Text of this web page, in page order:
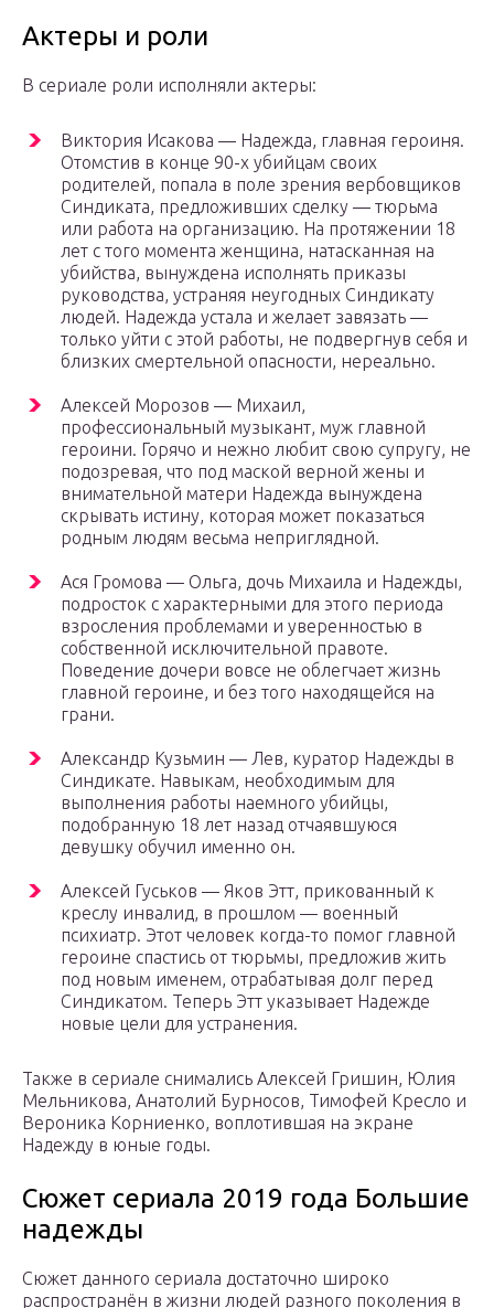
Актеры и роли
В сериале роли исполняли актеры:
Виктория Исакова — Надежда, главная героиня.
Отомстив в конце 90-х убийцам своих
родителей, попала в поле зрения вербовщиков
Синдиката, предложивших сделку — тюрьма
или работа на организацию. На протяжении 18
лет с того момента женщина, натасканная на
убийства, вынуждена исполнять приказы
руководства, устраняя неугодных Синдикату
людей. Надежда устала и желает завязать —
только уйти с этой работы, не подвергнув себя и
близких смертельной опасности, нереально.
Алексей Морозов — Михаил,
профессиональный музыкант, муж главной
героини. Горячо и нежно любит свою супругу, не
подозревая, что под маской верной жены и
внимательной матери Надежда вынуждена
скрывать истину, которая может показаться
родным людям весьма неприглядной.
Ася Громова — Ольга, дочь Михаила и Надежды,
подросток с характерными для этого периода
взросления проблемами и уверенностью в
собственной исключительной правоте.
Поведение дочери вовсе не облегчает жизнь
главной героине, и без того находящейся на
грани.
Александр Кузьмин — Лев, куратор Надежды в
Синдикате. Навыкам, необходимым для
выполнения работы наемного убийцы,
подобранную 18 лет назад отчаявшуюся
девушку обучил именно он.
Алексей Гуськов — Яков Этт, прикованный к
креслу инвалид, в прошлом — военный
психиатр. Этот человек когда-то помог главной
героине спастись от тюрьмы, предложив жить
под новым именем, отрабатывая долг перед
Синдикатом. Теперь Этт указывает Надежде
новые цели для устранения.
Также в сериале снимались Алексей Гришин, Юлия
Мельникова, Анатолий Бурносов, Тимофей Кресло и
Вероника Корниенко, воплотившая на экране
Надежду в юные годы.
Сюжет сериала 2019 года Большие
надежды
Сюжет данного сериала достаточно широко
распространён в жизни людей разного поколения в